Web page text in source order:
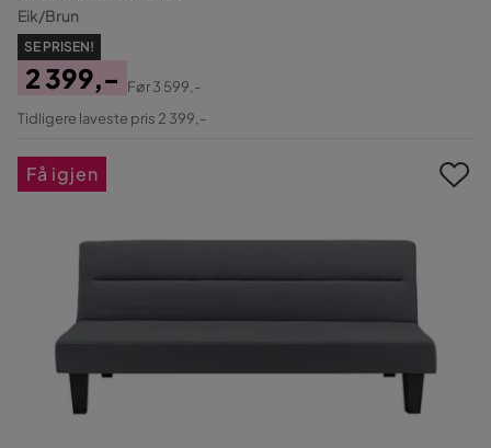
Eik/Brun
SE PRISEN!
Pris
2 399,-
Original
Før3 599,-
Tidligere laveste pris 2 399,-
Få igjen